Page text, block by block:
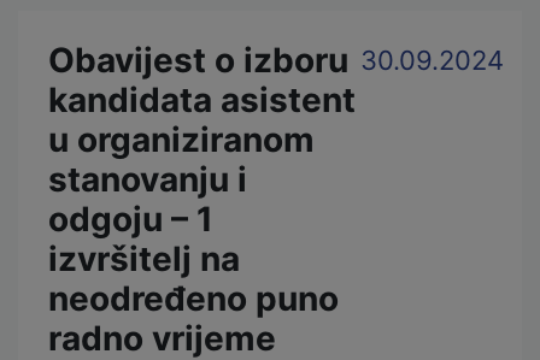
Obavijest o izboru
kandidata asistent
u organiziranom
stanovanju i
odgoju – 1
izvršitelj na
neodređeno puno
radno vrijeme
30.09.2024